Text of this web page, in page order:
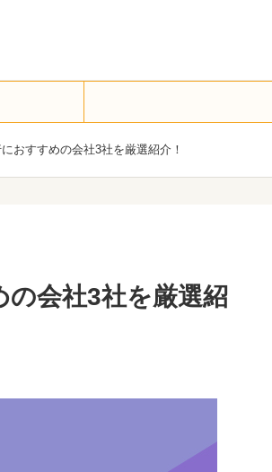
おすすめの会社3社を厳選紹介！
会社3社を厳選紹